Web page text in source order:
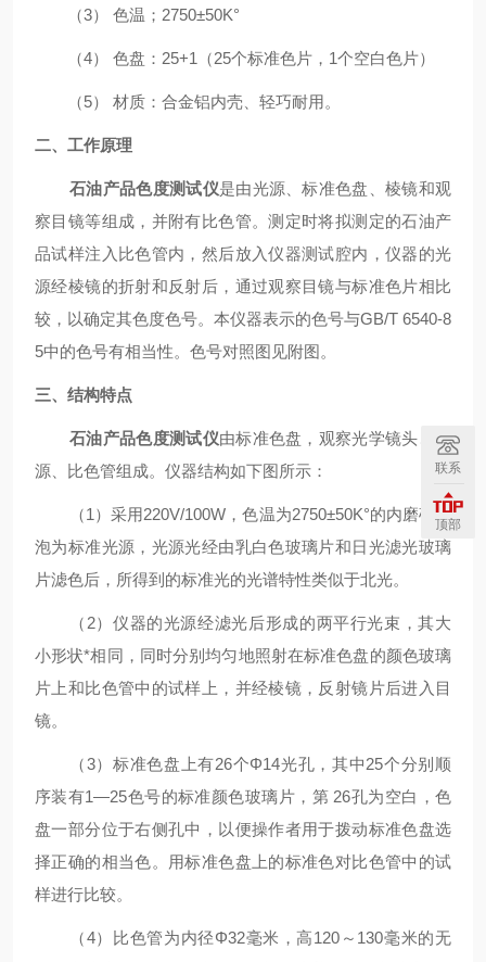
（3） 色温； 2750±50K°
（4） 色盘：25+1（25个标准色片，1个空白色片）
（5） 材质：合金铝内壳、轻巧耐用。
二、工作原理
石油产品色度测试仪是由光源、标准色盘、棱镜和观
察目镜等组成，并附有比色管。测定时将拟测定的石油产
品试样注入比色管内，然后放入仪器测试腔内，仪器的光
源经棱镜的折射和反射后，通过观察目镜与标准色片相比
较，以确定其色度色号。本仪器表示的色号与GB/T 6540-8
5中的色号有相当性。色号对照图 见附图。
三、结构特点
石油产品色度测试仪由标准色盘，观察光学镜头、光
源、比色管组成。仪器结构如下图所示：
（1）采用220V/100W，色温为2750±50K°的内磨砂灯
泡为标准光源，光源光经由乳白色玻璃片和日光滤光玻璃
片滤色后，所得到的标准光的光谱特性类似于北光。
（2） 仪器的光源经滤光后形成的两平行光束，其大
小形状*相同，同时分别均匀地照射在标准色盘的颜色玻璃
片上和比色管中的试样上，并经棱镜，反射镜片后进入目
镜。
（3） 标准色盘上有26个Φ14光孔，其中25个分别顺
序装有1—25色号的标准颜色玻璃片，第 26孔为空白，色
盘一部分位于右侧孔中，以便操作者用于拨动标准色盘选
择正确的相当色。用标准色盘上的标准色对比色管中的试
样进行比较。
（4）
比色管为内径Φ32毫米，高120～130毫米的无
联系
顶部